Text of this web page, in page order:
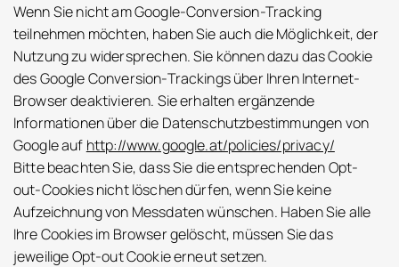
Wenn Sie nicht am Google-Conversion-Tracking
teilnehmen möchten, haben Sie auch die Möglichkeit, der
Nutzung zu widersprechen. Sie können dazu das Cookie
des Google Conversion-Trackings über Ihren Internet-
Browser deaktivieren. Sie erhalten ergänzende
Informationen über die Datenschutzbestimmungen von
Google auf http://www.google.at/policies/privacy/
Bitte beachten Sie, dass Sie die entsprechenden Opt-
out-Cookies nicht löschen dürfen, wenn Sie keine
Aufzeichnung von Messdaten wünschen. Haben Sie alle
Ihre Cookies im Browser gelöscht, müssen Sie das
jeweilige Opt-out Cookie erneut setzen.